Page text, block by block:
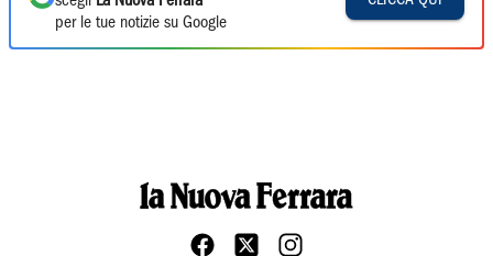
per le tue notizie su Google